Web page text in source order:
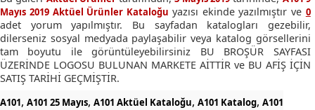
Mayıs 2019 Aktüel Ürünler Kataloğu yazısı ekinde yazılmıştır ve 0
adet yorum yapılmıştır. Bu sayfadan katalogları gezebilir,
dilerseniz sosyal medyada paylaşabilir veya katalog görsellerini
tam boyutu ile görüntüleyebilirsiniz BU BROŞÜR SAYFASI
ÜZERİNDE LOGOSU BULUNAN MARKETE AİTTİR ve BU AFİŞ İÇİN
SATIŞ TARİHİ GEÇMİŞTİR.
A101, A101 25 Mayıs, A101 Aktüel Kataloğu, A101 Katalog, A101